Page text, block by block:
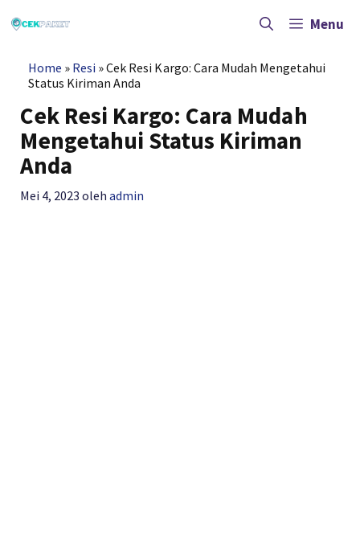
ke
Menu
Home » Resi »Cek Resi Kargo: Cara Mudah Mengetahui
Status Kiriman Anda
Cek Resi Kargo: Cara Mudah
Mengetahui Status Kiriman
Anda
Mei 4, 2023 olehadmin